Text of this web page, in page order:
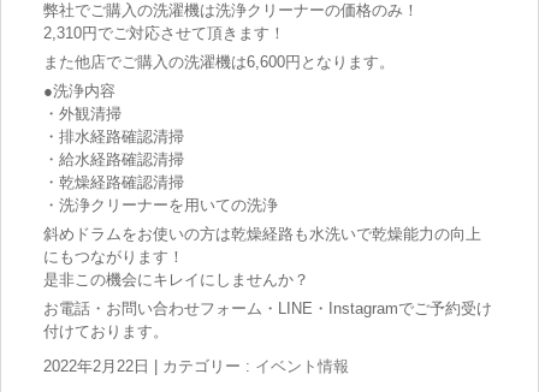
弊社でご購入の洗濯機は洗浄クリーナーの価格のみ！
2,310円でご対応させて頂きます！
また他店でご購入の洗濯機は6,600円となります。
●洗浄内容
・外観清掃
・排水経路確認清掃
・給水経路確認清掃
・乾燥経路確認清掃
・洗浄クリーナーを用いての洗浄
斜めドラムをお使いの方は乾燥経路も水洗いで乾燥能力の向上
にもつながります！
是非この機会にキレイにしませんか？
お電話・お問い合わせフォーム・LINE・Instagramでご予約受け
付けております。
2022年2月22日
カテゴリー : イベント情報